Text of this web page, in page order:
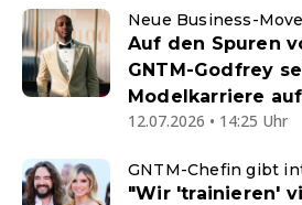
Neue Business-
Auf den Spuren
GNTM-Godfrey
Modelkarriere
12.07.2026 • 14:25 Uhr
GNTM-Chefin gibt
"Wir 'trainieren'